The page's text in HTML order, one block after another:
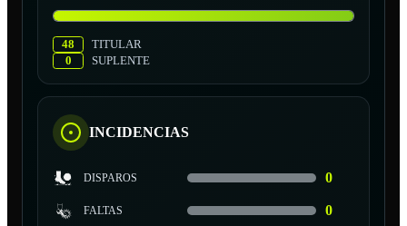
48
TITULAR
0
SUPLENTE
INCIDENCIAS
DISPAROS 0
FALTAS 0